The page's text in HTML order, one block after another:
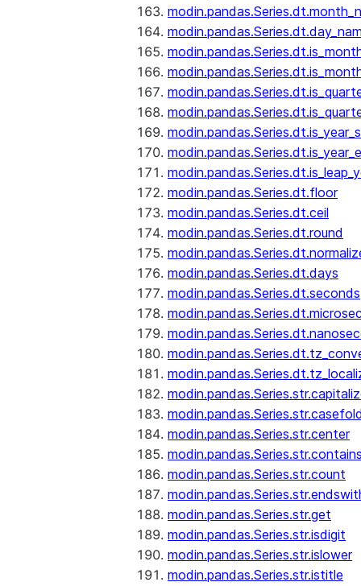
modin.pandas.Series.dt.floor
modin.pandas.Series.dt.ceil
modin.pandas.Series.dt.round
modin.pandas.Series.dt.days
modin.pandas.Series.dt.seconds
modin.pandas.Series.str.center
modin.pandas.Series.str.count
modin.pandas.Series.str.get
modin.pandas.Series.str.isdigit
modin.pandas.Series.str.islower
modin.pandas.Series.str.istitle